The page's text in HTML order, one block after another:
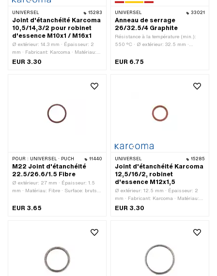
UNIVERSEL 15283
Joint d'étanchéité Karcoma
10,5/14,3/2 pour robinet
d'essence M10x1 / M16x1
Ø extérieur: 14.3 mm · Épaisseur: 2
mm · Fabricant: Karcoma · Matériau:
Fibre · Ø intérieur: 10.5 mm
EUR 3.30
UNIVERSEL 33021
Anneau de serrage
26/32.5/4 Graphite
Résistance à la température (min.):
550 °C · Ø extérieur: 32.5 mm ·
en Espagne · Matériau: Tôle (acier) ·
EUR 6.75
POUR : UNIVERSEL · PUCH 11440
M22 Joint d'étanchéité
22.5/26.6/1.5 Fibre
Ø extérieur: 27 mm · Épaisseur: 1.5
mm · Matériau: Fibre · Surface: bruts ·
EUR 3.65
UNIVERSEL 15285
Joint d'étanchéité Karcoma
12,5/16/2, robinet
d'essence M12x1,5
Ø extérieur: 12.5 mm · Épaisseur: 2
mm · Fabricant: Karcoma · Matériau:
Fibre · Ø intérieur: 12.5 mm
EUR 3.30